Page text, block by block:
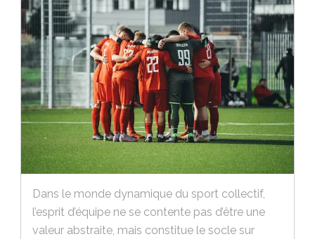
Dans le monde dynamique du sport collectif,
l’esprit d’équipe ne se contente pas d’être une
valeur abstraite, mais constitue le socle sur